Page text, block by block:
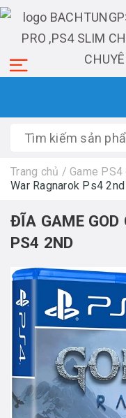
Trang chủ / Game
War Ragnarok Ps4 2nd
ĐĨA GAME GOD
PS4 2ND